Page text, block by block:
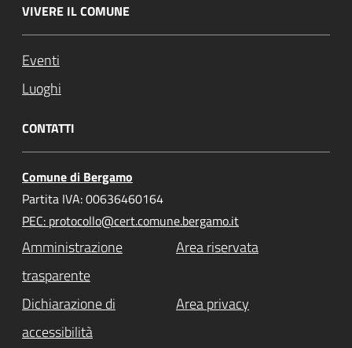
VIVERE IL COMUNE
Eventi
Luoghi
CONTATTI
Comune di Bergamo
Partita IVA: 00636460164
PEC: protocollo@cert.comune.bergamo.it
Amministrazione
trasparente
Area riservata
Dichiarazione di
accessibilità
Area privacy